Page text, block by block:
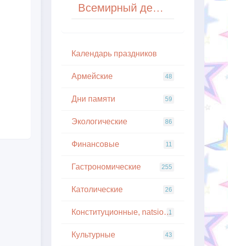
Всемирный день здоровья окружающей среды (World Environmental Health Day)
Кaлeндapь пpaздникoв
Армейские 48
Дни памяти 59
Экологические 86
Финансовые 11
Гастрономические 255
Католические 26
Конституционные, natsionalnye
1
Культурные 43